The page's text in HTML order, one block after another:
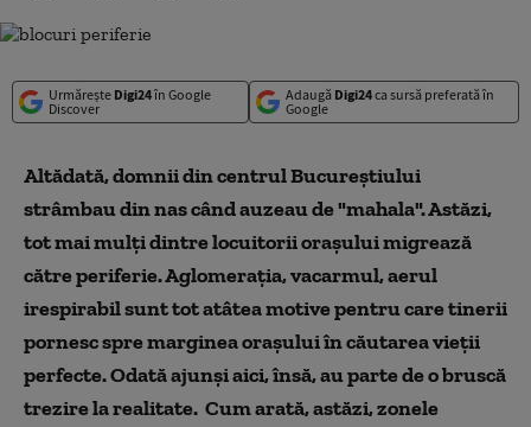
Urmărește Digi24în Google
Discover
Adaugă Digi24ca sursă preferată în
Google
Altădată, domnii din centrul Bucureștiului
strâmbau din nas când auzeau de "mahala". Astăzi,
tot mai mulți dintre locuitorii orașului migrează
către periferie. Aglomerația, vacarmul, aerul
irespirabil sunt tot atâtea motive pentru care tinerii
pornesc spre marginea orașului în căutarea vieții
perfecte. Odată ajunși aici, însă, au parte de o bruscă
trezire la realitate. Cum arată, astăzi, zonele